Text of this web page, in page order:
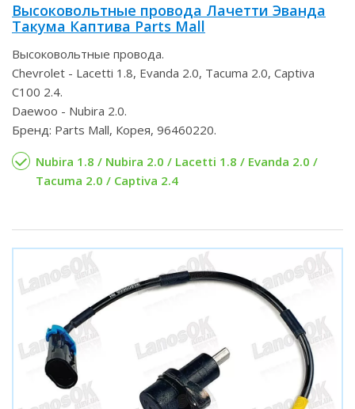
Высоковольтные провода Лачетти Эванда
Такума Каптива Parts Mall
Высоковольтные провода.
Chevrolet - Lacetti 1.8, Evanda 2.0, Tacuma 2.0, Captiva
C100 2.4.
Daewoo - Nubira 2.0.
Бренд: Parts Mall, Корея, 96460220.
Nubira 1.8 / Nubira 2.0 / Lacetti 1.8 / Evanda 2.0 /
Tacuma 2.0 / Captiva 2.4